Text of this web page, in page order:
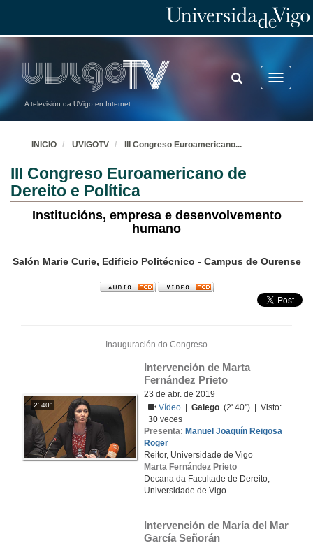
A televisión da UVigo en Internet
Toggle
TOGGLE
SEARCH
INICIO UVIGOTV III Congreso Euroamericano...
III Congreso Euroamericano de
Dereito e Política
Institucións, empresa e desenvolvemento
humano
Salón Marie Curie, Edificio Politécnico - Campus de Ourense
Inauguración do Congreso
2' 40''
Intervención de Marta
Fernández Prieto
23 de abr. de 2019
Vídeo
|Galego (2' 40'') | Visto:
30 veces
Presenta: Manuel Joaquín Reigosa
Roger
Reitor, Universidade de Vigo
Marta Fernández Prieto
Decana da Facultade de Dereito,
Universidade de Vigo
Intervención de María del Mar
García Señorán